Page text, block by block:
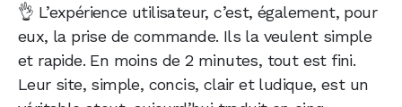
👌 L’expérience utilisateur, c’est, également, pour
eux, la prise de commande. Ils la veulent simple
et rapide. En moins de 2 minutes, tout est fini.
Leur site, simple, concis, clair et ludique, est un